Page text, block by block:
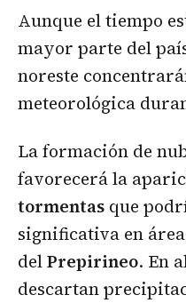
Aunque el tiempo
mayor parte del
noreste
meteorológica
La formación de
favorecerá la
tormentas que
significativa en
delPrepirineo. En
descartan